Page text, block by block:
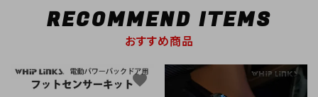
RECOMMEND ITEMS
おすすめ商品
favorite favorite